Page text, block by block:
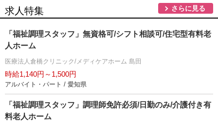
求人特集 さらに見る
「福祉調理スタッフ」無資格可/シフト相談可/住宅型有料老
人ホーム
医療法人倉橋クリニック/メディケアホーム 島田
時給1,140円～1,500円
アルバイト・パート / 愛知県
「福祉調理スタッフ」調理師免許必須/日勤のみ/介護付き有
料老人ホーム